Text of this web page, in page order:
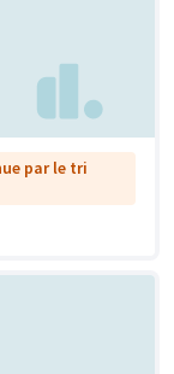
par le tri